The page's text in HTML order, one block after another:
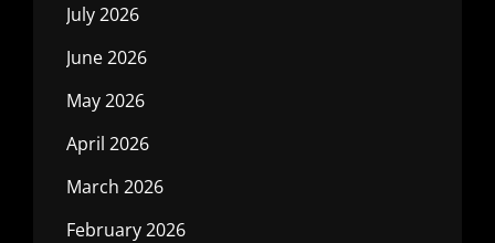
July 2026
June 2026
May 2026
April 2026
March 2026
February 2026